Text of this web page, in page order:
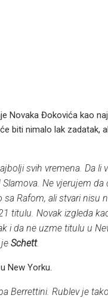
Novaka Đokovića kao
biti nimalo lak zadatak,
svih vremena. Da li
Ne vjerujem
Rafom, ali stvari nisu
titulu. Novak izgleda
i da ne uzme titulu u
Schett.
New Yorku.
Berrettini. Rublev je